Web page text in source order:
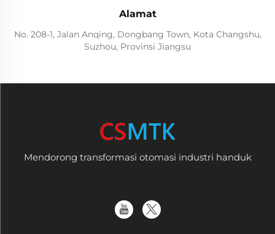
Alamat
No. 208-1, Jalan Anqing, Dongbang Town, Kota Changshu,
Suzhou, Provinsi Jiangsu
Mendorong transformasi otomasi industri handuk